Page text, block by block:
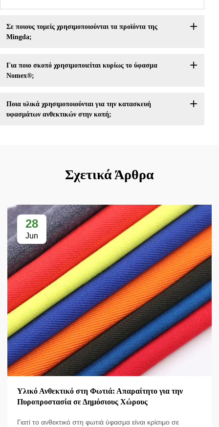
Σε ποιους τομείς χρησιμοποιούνται τα προϊόντα της
Mingda;
Για ποιο σκοπό χρησιμοποιείται κυρίως το ύφασμα
Nomex®;
Ποια υλικά χρησιμοποιούνται για την κατασκευή
υφασμάτων ανθεκτικών στην κοπή;
Σχετικά Άρθρα
28
Jun
Υλικό Ανθεκτικό στη Φωτιά: Απαραίτητο για την
Πυροπροστασία σε Δημόσιους Χώρους
Γιατί το ανθεκτικό στη φωτιά ύφασμα είναι κρίσιμο σε